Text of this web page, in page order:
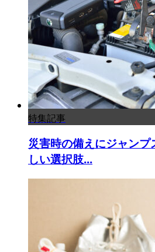
特集記事
災害時の備えにジャン
しい選択肢...